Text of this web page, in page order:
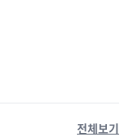
전체보기